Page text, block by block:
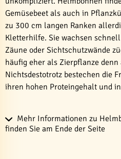
Gemüsebeet als auch in
zu 300 cm langen Ranken
Kletterhilfe. Sie wachsen
Zäune oder Sichtschutzwände
häufig eher als Zierpflanze denn
Nichtsdestotrotz bestechen die
ihren hohen Proteingehalt und
Mehr Informationen zu
finden Sie am Ende der Seite